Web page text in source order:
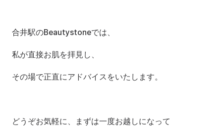
合井駅のBeautystoneでは、
私が直接お肌を拝見し、
その場で正直にアドバイスをいたします。
どうぞお気軽に、まずは一度お越しになって